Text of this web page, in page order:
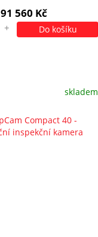
91 560 Kč
+ Do košíku
skladem